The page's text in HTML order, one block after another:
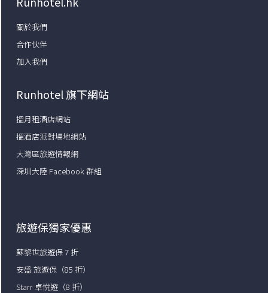
關於我們
合作伙伴
加入我們
Runhotel 旗下網站
搵月租酒店網站
搵酒店派對場地網站
大灣區旅遊情報網
深圳大陸 Facebook 群組
旅遊保獨家優惠
蘇黎世旅遊保 7 折
安盛 旅遊保（85 折）
Starr 卓悅遊（8 折）